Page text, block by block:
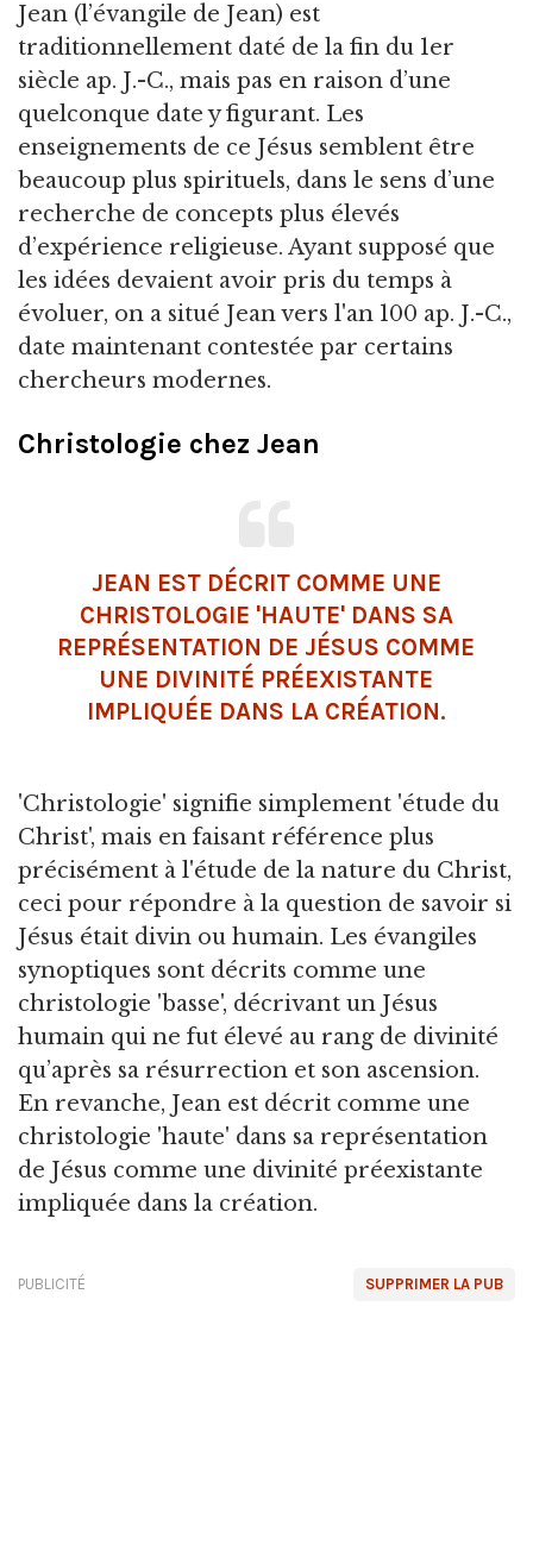
Jean (l’évangile de Jean) est
traditionnellement daté de la fin du 1er
siècle ap. J.-C., mais pas en raison d’une
quelconque date y figurant. Les
enseignements de ce Jésus semblent être
beaucoup plus spirituels, dans le sens d’une
recherche de concepts plus élevés
d’expérience religieuse. Ayant supposé que
les idées devaient avoir pris du temps à
évoluer, on a situé Jean vers l'an 100 ap. J.-C.,
date maintenant contestée par certains
chercheurs modernes.
Christologie chez Jean
JEAN EST DÉCRIT COMME UNE
CHRISTOLOGIE 'HAUTE' DANS SA
REPRÉSENTATION DE JÉSUS COMME
UNE DIVINITÉ PRÉEXISTANTE
IMPLIQUÉE DANS LA CRÉATION.
'Christologie' signifie simplement 'étude du
Christ', mais en faisant référence plus
précisément à l'étude de la nature du Christ,
ceci pour répondre à la question de savoir si
Jésus était divin ou humain. Les évangiles
synoptiques sont décrits comme une
christologie 'basse', décrivant un Jésus
humain qui ne fut élevé au rang de divinité
qu’après sa résurrection et son ascension.
En revanche, Jean est décrit comme une
christologie 'haute' dans sa représentation
de Jésus comme une divinité préexistante
impliquée dans la création.
SUPPRIMER LA PUB
PUBLICITÉ